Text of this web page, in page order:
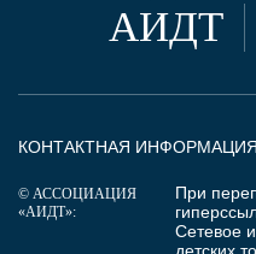
АИДТ
КОНТАКТНАЯ ИНФОРМАЦИЯ
© АССОЦИАЦИЯ
«АИДТ»:
При
Сетевое